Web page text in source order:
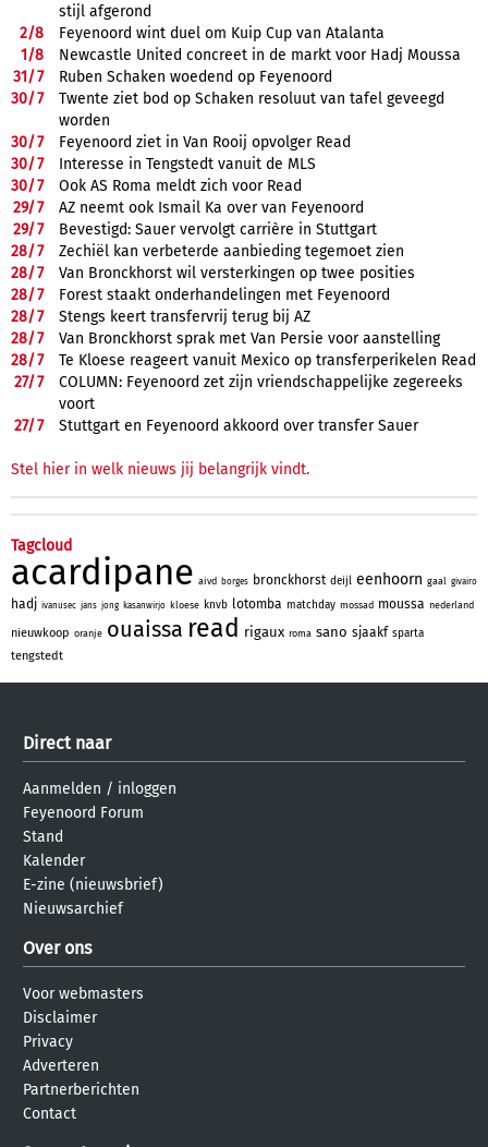
stijl afgerond
2/8
Feyenoord wint duel om Kuip Cup van Atalanta
1/8
Newcastle United concreet in de markt voor Hadj Moussa
31/7
Ruben Schaken woedend op Feyenoord
30/7
Twente ziet bod op Schaken resoluut van tafel geveegd
worden
30/7
Feyenoord ziet in Van Rooij opvolger Read
30/7
Interesse in Tengstedt vanuit de MLS
30/7
Ook AS Roma meldt zich voor Read
29/7
AZ neemt ook Ismail Ka over van Feyenoord
29/7
Bevestigd: Sauer vervolgt carrière in Stuttgart
28/7
Zechiël kan verbeterde aanbieding tegemoet zien
28/7
Van Bronckhorst wil versterkingen op twee posities
28/7
Forest staakt onderhandelingen met Feyenoord
28/7
Stengs keert transfervrij terug bij AZ
28/7
Van Bronckhorst sprak met Van Persie voor aanstelling
28/7
Te Kloese reageert vanuit Mexico op transferperikelen Read
27/7
COLUMN: Feyenoord zet zijn vriendschappelijke zegereeks
voort
27/7 Stuttgart en Feyenoord akkoord over transfer Sauer
Stel hier in welk nieuws jij belangrijk vindt.
Tagcloud
acardipane aivd borges bronckhorst deijl eenhoorn gaal givairo
hadj ivanusec jans jong kasanwirjo kloese knvb lotomba matchday mossad moussa nederland
nieuwkoop oranje ouaissa read rigaux roma sano sjaakf sparta
tengstedt
Direct naar
Aanmelden / inloggen
Feyenoord Forum
Stand
Kalender
E-zine (nieuwsbrief)
Nieuwsarchief
Over ons
Voor webmasters
Disclaimer
Privacy
Adverteren
Partnerberichten
Contact